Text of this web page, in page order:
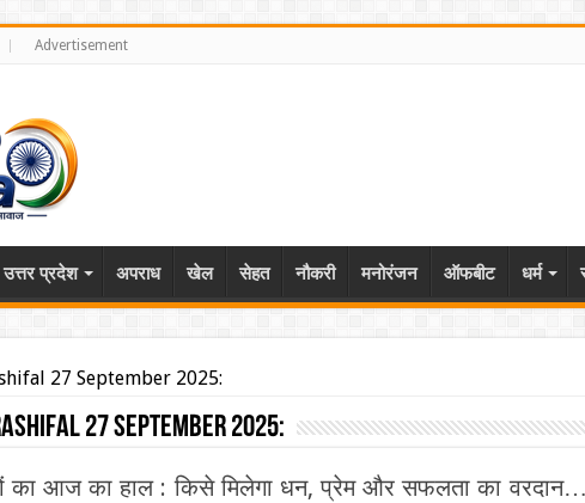
Advertisement
उत्तर प्रदेश अपराध खेल सेहत नौकरी मनोरंजन ऑफबीट धर्म
27 September 2025:
27 September 2025:
का आज का हाल : किसे मिलेगा धन, प्रेम और सफलता का